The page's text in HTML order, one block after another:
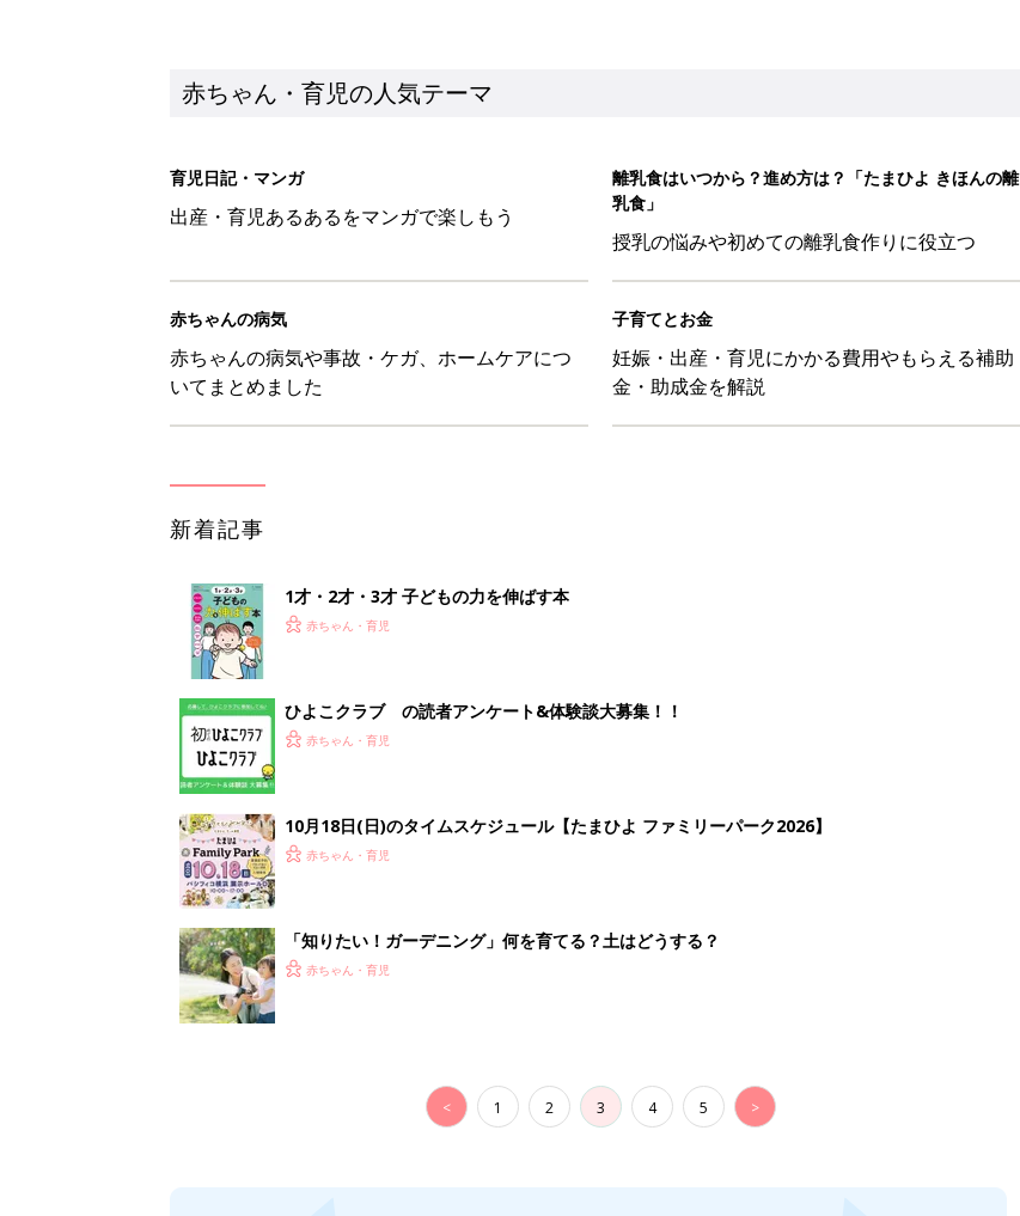
赤ちゃん・育児の人気テーマ
育児日記・マンガ
出産・育児あるあるをマンガで楽しもう
離乳食はいつから？進め方は？「たまひよ きほんの離
乳食」
授乳の悩みや初めての離乳食作りに役立つ
赤ちゃんの病気
赤ちゃんの病気や事故・ケガ、ホームケアにつ
いてまとめました
子育てとお金
妊娠・出産・育児にかかる費用やもらえる補助
金・助成金を解説
新着記事
1才・2才・3才 子どもの力を伸ばす本
赤ちゃん・育児
ひよこクラブ の読者アンケート&体験談大募集！！
赤ちゃん・育児
10月18日(日)のタイムスケジュール【たまひよ ファミリーパーク2026】
赤ちゃん・育児
「知りたい！ガーデニング」何を育てる？土はどうする？
赤ちゃん・育児
< 1 2 3 4 5 >